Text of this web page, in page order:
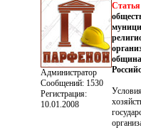
Администратор
Сообщений: 1530
Регистрация:
10.01.2008